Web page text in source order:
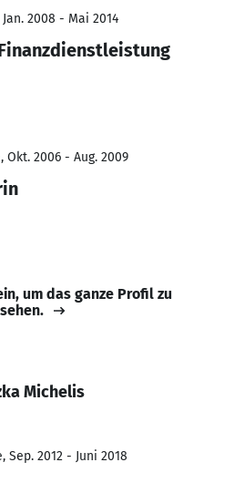
2008 - Mai 2014
Okt. 2006 - Aug. 2009
um das ganze Profil zu
sehen.
Michelis
Sep. 2012 - Juni 2018